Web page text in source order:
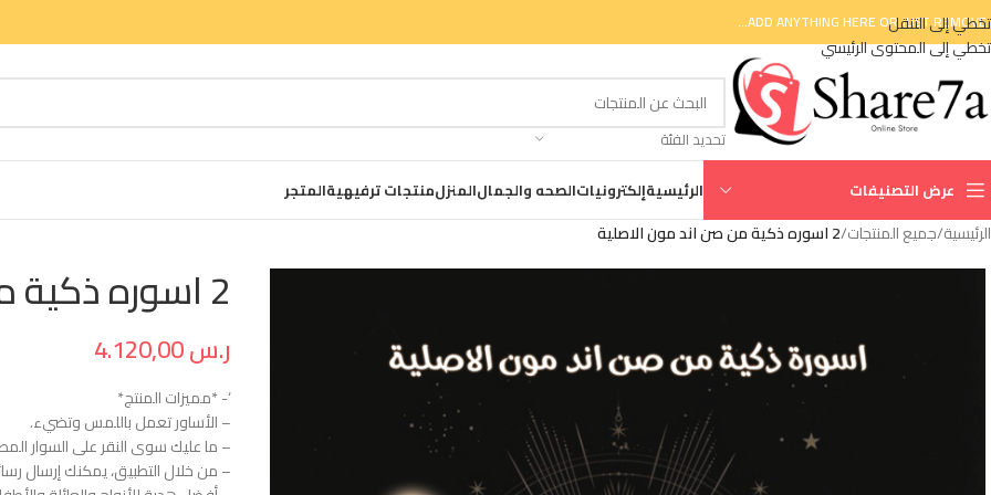
تخطي إلى التنقل
تخطي إلى المحتوى الرئيسي
ADD ANYTHING HERE OR JUST REMOVE
تحديد الفئة
عرض التصنيفات الرئيسيةإلكترونياتالصحه والجمالالمنزلمنتجات ترفيهيةالمتجر
الرئيسية/جميع المنتجات/2 اسوره ذكية من صن اند مون الاصلية
2 اسوره ذكية من صن اند مون الاصلية
ر.س
‘- *مميزات المنتج*
– الأساور تعمل باللمس وتضيء.
– ما عليك سوى النقر على السوار
– من خلال التطبيق، يمكنك إرسال